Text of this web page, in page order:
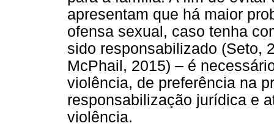
apresentam que há maior
ofensa sexual, caso tenha
sido responsabilizado (Seto,
McPhail, 2015) – é
violência, de preferência na
responsabilização jurídica e
violência.